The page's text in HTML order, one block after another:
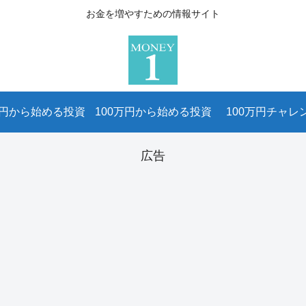
お金を増やすための情報サイト
から始める投資 100万円から始める投資 100万円チャレ
広告